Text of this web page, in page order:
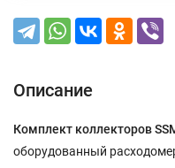
Описание
Комплект коллекторов
оборудованный